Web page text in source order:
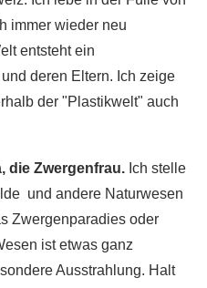
immer wieder neu
entsteht ein
deren Eltern. Ich zeige
der "Plastikwelt" auch
die Zwergenfrau. Ich stelle
und andere Naturwesen
Zwergenparadies oder
ist etwas ganz
Ausstrahlung. Halt